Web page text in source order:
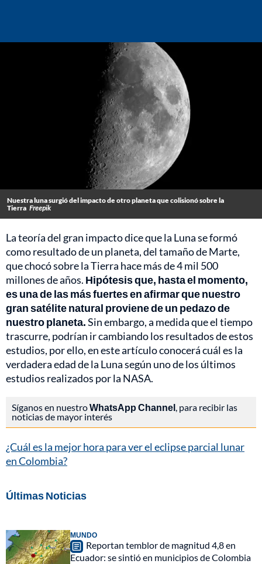
Nuestra luna surgió del impacto de otro planeta que colisionó sobre la
Tierra Freepik
La teoría del gran impacto dice que la Luna se formó
como resultado de un planeta, del tamaño de Marte,
que chocó sobre la Tierra hace más de 4 mil 500
millones de años. Hipótesis que, hasta el momento,
es una de las más fuertes en afirmar que nuestro
gran satélite natural proviene de un pedazo de
nuestro planeta.Sin embargo, a medida que el tiempo
trascurre, podrían ir cambiando los resultados de estos
estudios, por ello, en este artículo conocerá cuál es la
verdadera edad de la Luna según uno de los últimos
estudios realizados por la NASA.
Síganos en nuestroWhatsApp Channel, para recibir las
noticias de mayor interés
¿Cuál es la mejor hora para ver el eclipse parcial lunar
en Colombia?
Últimas Noticias
MUNDO
Reportan temblor de magnitud 4,8 en
Ecuador: se sintió en municipios de Colombia